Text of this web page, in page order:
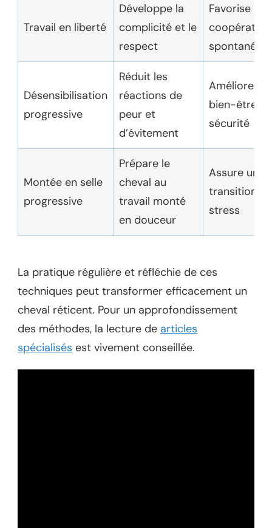
Travail en liberté
Développe la
complicité et le
respect
Favorise la
coopération
spontanée
Désensibilisation
progressive
Réduit les
réactions de
peur et
d’évitement
Améliore le
bien-être et
sécurité
Montée en selle
progressive
Prépare le
cheval au
travail monté
en douceur
Assure une
transition
stress
La pratique régulière et réfléchie de ces
techniques peut transformer efficacement un
cheval réticent. Pour un approfondissement
des méthodes, la lecture de articles
spécialisés est vivement conseillée.